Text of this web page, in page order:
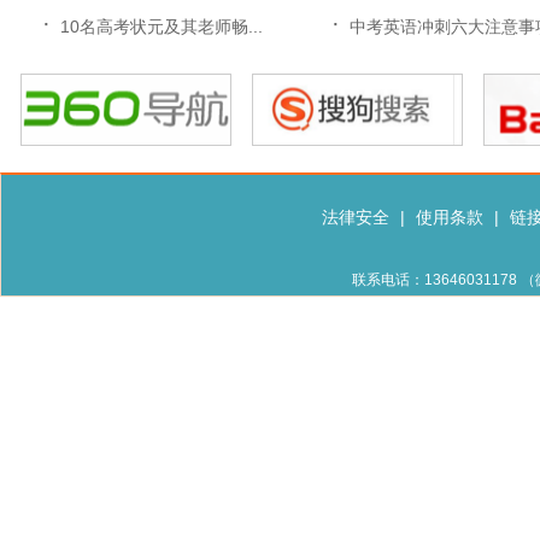
· 10名高考状元及其老师畅... · 中考英语冲刺六大注意事
法律安全 | 使用条款 | 链
联系电话：13646031178